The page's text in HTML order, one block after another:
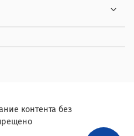
контента без